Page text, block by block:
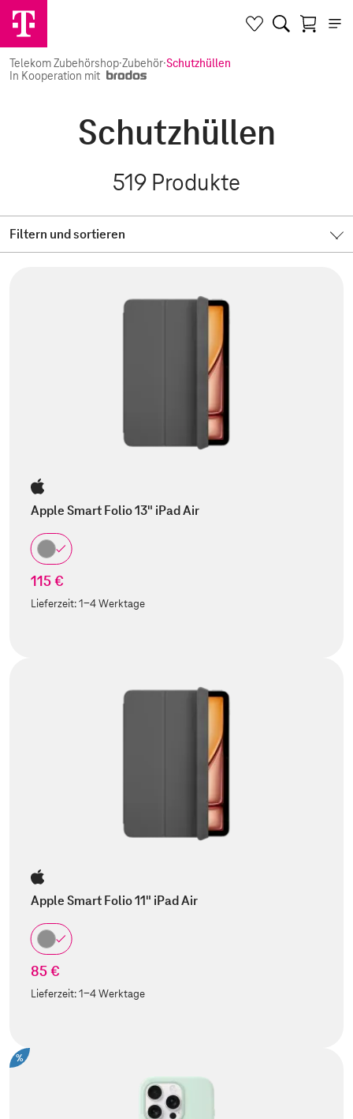
Telekom Zubehörshop·Zubehör·Schutzhüllen
In Kooperation mit
Schutzhüllen
519 Produkte
Filtern und sortieren
Apple Smart Folio 13" iPad Air
115 €
Lieferzeit:1-4 Werktage
Apple Smart Folio 11" iPad Air
85 €
Lieferzeit:1-4 Werktage
%